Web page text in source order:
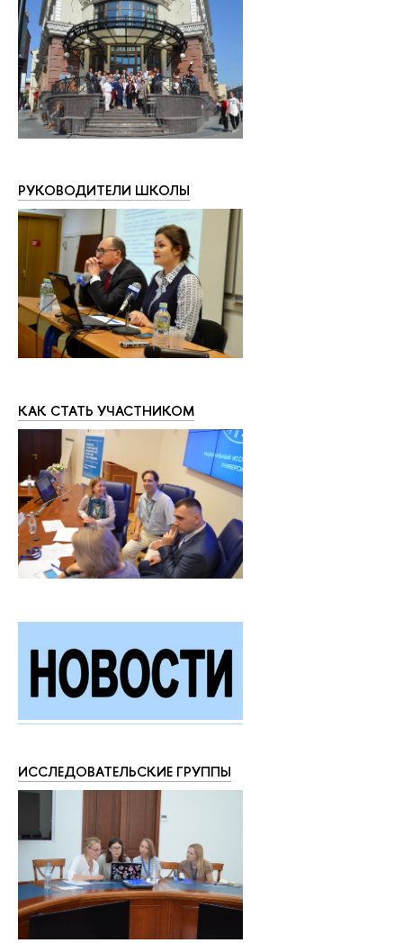
РУКОВОДИТЕЛИ ШКОЛЫ
КАК СТАТЬ УЧАСТНИКОМ
ИССЛЕДОВАТЕЛЬСКИЕ ГРУППЫ